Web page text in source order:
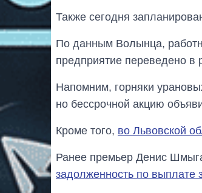
Также сегодня
По данным Волынца,
предприятие переведено в
Напомним, горняки
но бессрочной акцию
Кроме того, во Львовской
Ранее премьер Денис
задолженность по выплате